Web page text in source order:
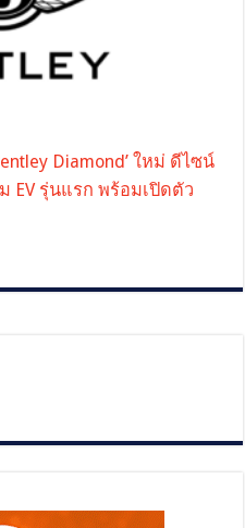
Diamond’ ใหม่ ดีไซน์
EV รุ่นแรก พร้อมเปิดตัว